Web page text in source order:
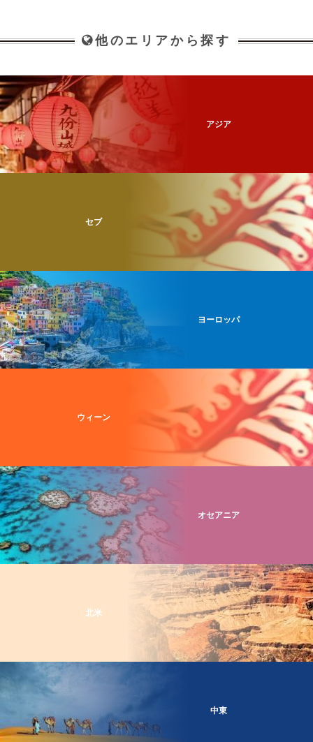
他のエリアから探す
アジア
セブ
ヨーロッパ
ウィーン
オセアニア
北米
中東